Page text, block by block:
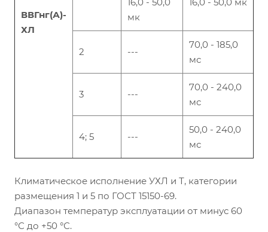
ВВГнг(А)-
ХЛ
мк
2 ---
70,0 - 185,0
мс
3 ---
70,0 - 240,0
мс
4; 5 ---
50,0 - 240,0
мс
Климатическое исполнение УХЛ и Т, категории
размещения 1 и 5 по ГОСТ 15150-69.
Диапазон температур эксплуатации от минус 60
°С до +50 °С.